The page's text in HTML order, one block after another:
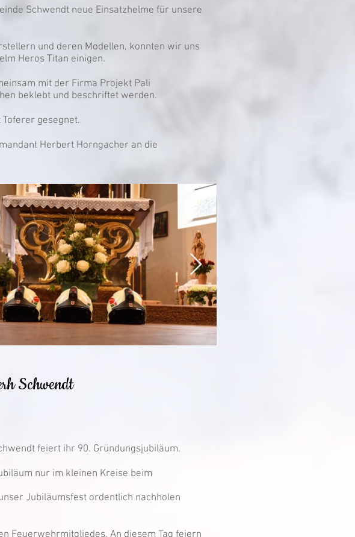
Schwendt neue Einsatzhelme für unsere
und deren Modellen, konnten wir uns
Heros Titan einigen.
mit der Firma Projekt Pali
beklebt und beschriftet werden.
gesegnet.
Herbert Horngacher an die
Schwendt
feiert ihr 90. Gründungsjubiläum.
nur im kleinen Kreise beim
Jubiläumsfest ordentlich nachholen
Feuerwehrmitgliedes. An diesem Tag feiern